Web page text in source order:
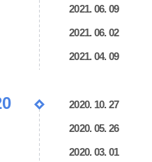
2021. 06. 09
2021. 06. 02
2021. 04. 09
2020. 10. 27
2020. 05. 26
2020. 03. 01